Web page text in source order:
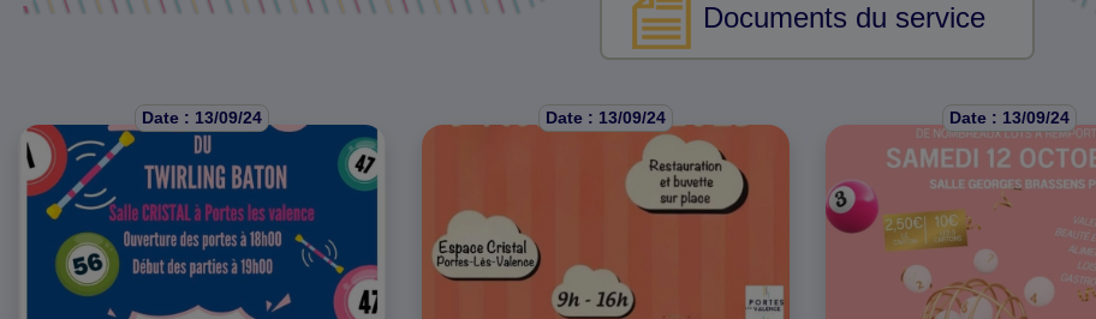
Documents du service
Date : 13/09/24 Date : 13/09/24 Date : 13/09/24